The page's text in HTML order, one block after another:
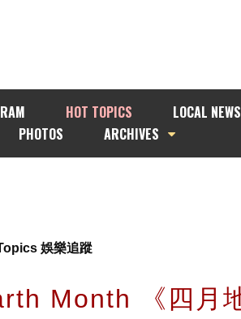
HOT TOPICS
LOCAL NEWS
PHOTOS ARCHIVES
娛樂追蹤
Month 《四月